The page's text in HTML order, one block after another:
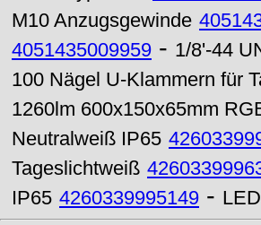
M10 Anzugsgewinde
4051435009959 - 1/8'-44
100 Nägel U-Klammern für
1260lm 600x150x65mm
Neutralweiß IP65
Tageslichtweiß
IP65 4260339995149 -